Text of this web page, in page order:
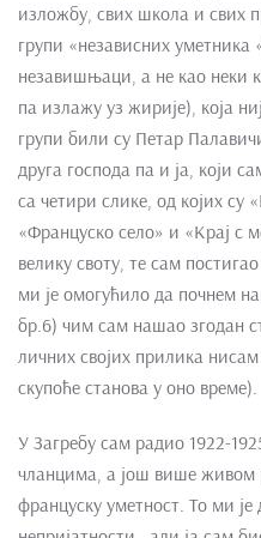
изложбу, свих школа и свих
групи «независних уметника
незавишњаци, а не као неки
па излажу уз жирије), која
групи били су Петар
друга господа па и ја, који
са четири слике, од којих су
«Француско село» и «Крај с
велику своту, те сам
ми је омогућило да почнем
бр.6) чим сам нашао згодан
личних својих прилика
скупоће станова у оно време).
У Загребу сам радио 1922-
чланцима, а још више живом
француску уметност. То ми